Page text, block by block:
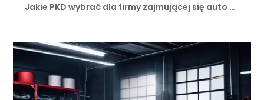
Jakie PKD wybrać dla firmy zajmującej się auto …